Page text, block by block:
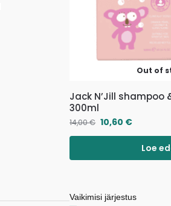
Out of
Jack N’Jill shampoo
300ml
14,00€ 10,60 €
Loe